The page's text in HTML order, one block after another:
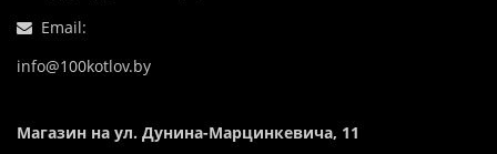
Email:
info@100kotlov.by
Магазин на ул. Дунина-Марцинкевича, 11